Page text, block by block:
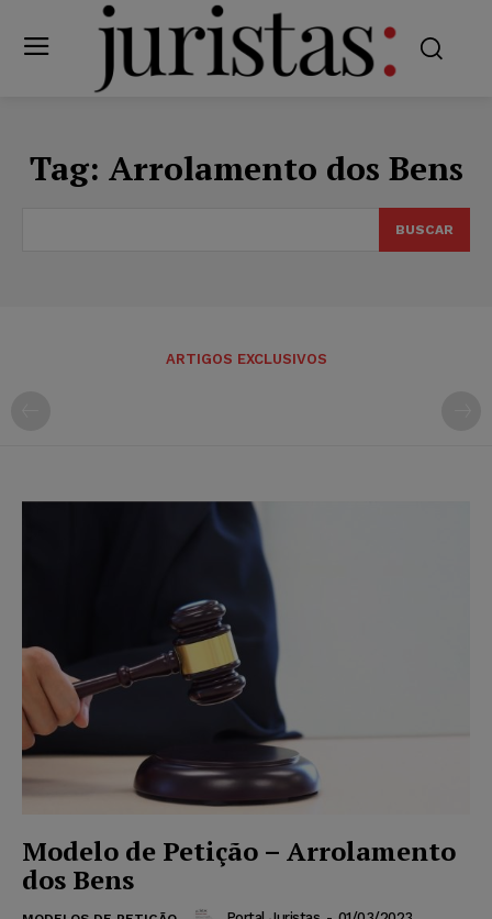
Tag: Arrolamento dos Bens
BUSCAR
ARTIGOS EXCLUSIVOS
Modelo de Petição – Arrolamento
dos Bens